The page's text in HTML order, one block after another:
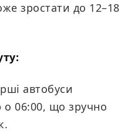
зростати до 12–18
автобуси
о 06:00, що зручно